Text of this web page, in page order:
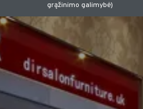
grąžinimo galimybė)